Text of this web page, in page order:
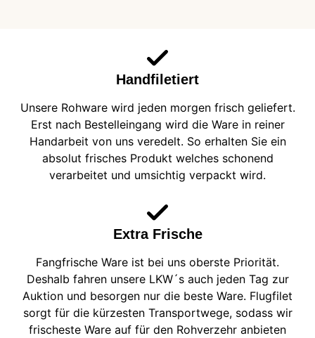
Handfiletiert
Unsere Rohware wird jeden morgen frisch geliefert.
Erst nach Bestelleingang wird die Ware in reiner
Handarbeit von uns veredelt. So erhalten Sie ein
absolut frisches Produkt welches schonend
verarbeitet und umsichtig verpackt wird.
Extra Frische
Fangfrische Ware ist bei uns oberste Priorität.
Deshalb fahren unsere LKW´s auch jeden Tag zur
Auktion und besorgen nur die beste Ware. Flugfilet
sorgt für die kürzesten Transportwege, sodass wir
frischeste Ware auf für den Rohverzehr anbieten